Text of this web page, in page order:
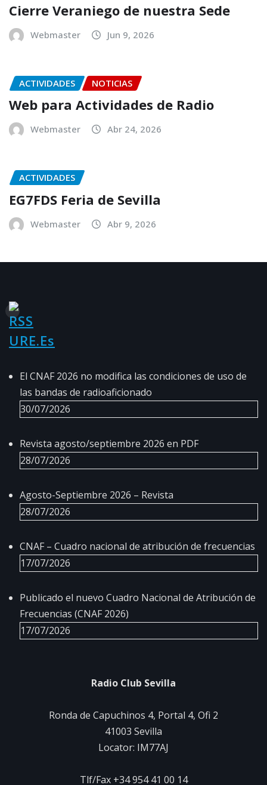
Cierre Veraniego de nuestra Sede
Webmaster Jun 9, 2026
ACTIVIDADES NOTICIAS
Web para Actividades de Radio
Webmaster Abr 24, 2026
ACTIVIDADES
EG7FDS Feria de Sevilla
Webmaster Abr 9, 2026
URE.es
El CNAF 2026 no modifica las condiciones de uso de
las bandas de radioaficionado
30/07/2026
Revista agosto/septiembre 2026 en PDF
28/07/2026
Agosto-Septiembre 2026 – Revista
28/07/2026
CNAF – Cuadro nacional de atribución de frecuencias
17/07/2026
Publicado el nuevo Cuadro Nacional de Atribución de
Frecuencias (CNAF 2026)
17/07/2026
Radio Club Sevilla
Ronda de Capuchinos 4, Portal 4, Ofi 2
41003 Sevilla
Locator: IM77AJ
Tlf/Fax +34 954 41 00 14